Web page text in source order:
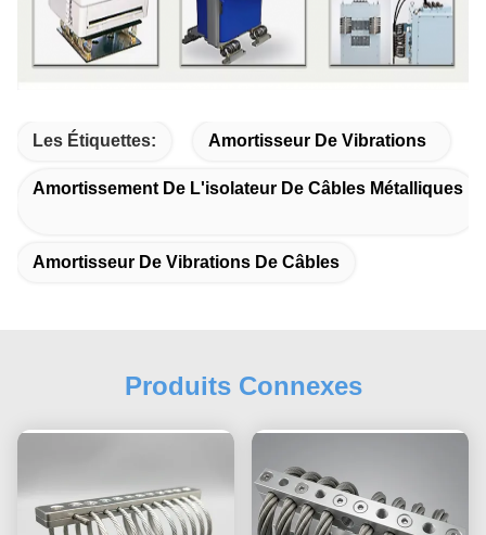
Les Étiquettes: Amortisseur De Vibrations
Amortissement De L'isolateur De Câbles Métalliques
Amortisseur De Vibrations De Câbles
Produits Connexes